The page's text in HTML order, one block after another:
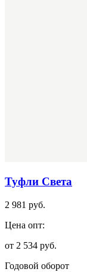
Туфли Света
2 981 руб.
Цена опт:
от 2 534 руб.
Годовой оборот